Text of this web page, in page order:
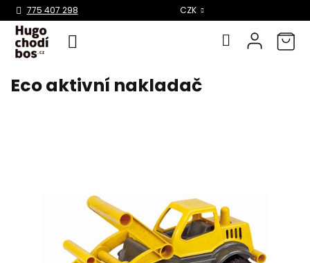
Přejít
775 407 298 CZK
Eco aktivní nakladač